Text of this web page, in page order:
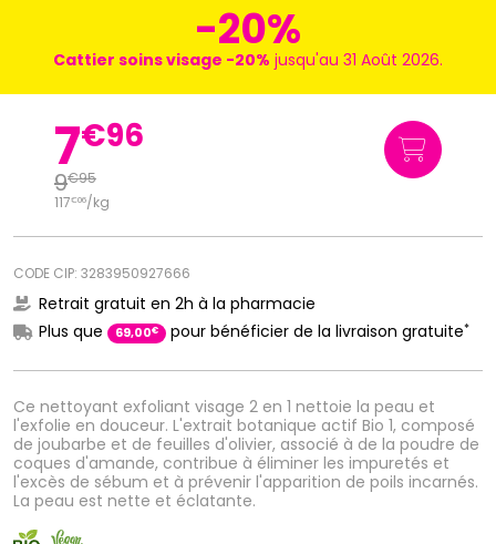
Ce nettoyant exfoliant visage 2 en 1 nettoie la peau et
l'exfolie en douceur. L'extrait botanique actif Bio 1, composé
de joubarbe et de feuilles d'olivier, associé à de la poudre de
coques d'amande, contribue à éliminer les impuretés et
l'excès de sébum et à prévenir l'apparition de poils incarnés.
La peau est nette et éclatante.
-20%
Cattier soins visage -20% jusqu'au 31 Août 2026.
7€96
9€95
117€06/kg
CODE CIP: 3283950927666
Retrait gratuit en 2h à la pharmacie
Plus que
69,00€ pour bénéficier de la livraison gratuite*